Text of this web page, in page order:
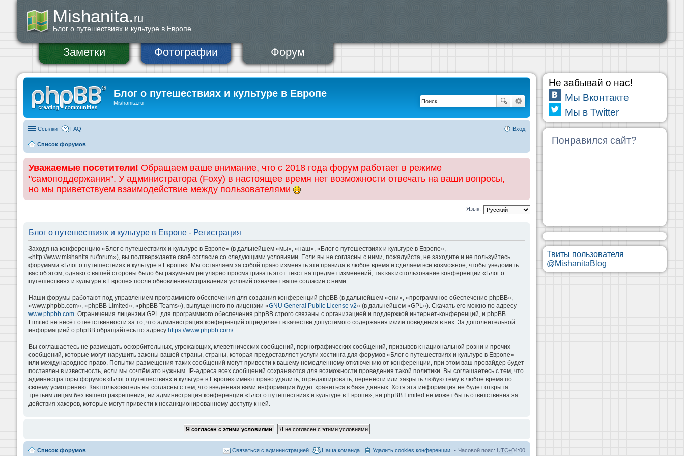
Mishanita.ru
Блог о путешествиях и культуре в Европе
Заметки Фотографии Форум
Блог о путешествиях и культуре в Европе
Mishanita.ru
Ссылки FAQ Вход
Список форумов
Уважаемые посетители! Обращаем ваше внимание, что с 2018 года форум работает в режиме
"самоподдержания". У администратора (Foxy) в настоящее время нет возможности отвечать на ваши вопросы,
но мы приветствуем взаимодействие между пользователями
Язык:
Блог о путешествиях и культуре в Европе - Регистрация
Заходя на конференцию «Блог о путешествиях и культуре в Европе» (в дальнейшем «мы», «наш», «Блог о путешествиях и культуре в Европе»,
«http://www.mishanita.ru/forum»), вы подтверждаете своё согласие со следующими условиями. Если вы не согласны с ними, пожалуйста, не заходите и не пользуйтесь
форумами «Блог о путешествиях и культуре в Европе». Мы оставляем за собой право изменять эти правила в любое время и сделаем всё возможное, чтобы уведомить
вас об этом, однако с вашей стороны было бы разумным регулярно просматривать этот текст на предмет изменений, так как использование конференции «Блог о
путешествиях и культуре в Европе» после обновления/исправления условий означает ваше согласие с ними.
Наши форумы работают под управлением программного обеспечения для создания конференций phpBB (в дальнейшем «они», «программное обеспечение phpBB»,
«www.phpbb.com», «phpBB Limited», «phpBB Teams»), выпущенного по лицензии «GNU General Public License v2» (в дальнейшем «GPL»). Скачать его можно по адресу
www.phpbb.com. Ограничения лицензии GPL для программного обеспечения phpBB строго связаны с организацией и поддержкой интернет-конференций, и phpBB
Limited не несёт ответственности за то, что администрация конференций определяет в качестве допустимого содержания и/или поведения в них. За дополнительной
информацией о phpBB обращайтесь по адресу https://www.phpbb.com/.
Вы соглашаетесь не размещать оскорбительных, угрожающих, клеветнических сообщений, порнографических сообщений, призывов к национальной розни и прочих
сообщений, которые могут нарушить законы вашей страны, страны, которая предоставляет услуги хостинга для форумов «Блог о путешествиях и культуре в Европе»
или международное право. Попытки размещения таких сообщений могут привести к вашему немедленному отключению от конференции, при этом ваш провайдер будет
поставлен в известность, если мы сочтём это нужным. IP-адреса всех сообщений сохраняются для возможности проведения такой политики. Вы соглашаетесь с тем, что
администраторы форумов «Блог о путешествиях и культуре в Европе» имеют право удалить, отредактировать, перенести или закрыть любую тему в любое время по
своему усмотрению. Как пользователь вы согласны с тем, что введённая вами информация будет храниться в базе данных. Хотя эта информация не будет открыта
третьим лицам без вашего разрешения, ни администрация конференции «Блог о путешествиях и культуре в Европе», ни phpBB Limited не может быть ответственна за
действия хакеров, которые могут привести к несанкционированному доступу к ней.
Список форумов Часовой пояс: UTC+04:00
Удалить cookies конференции
Наша команда
Связаться с администрацией
Не забывай о нас!
Мы Вконтакте
Мы в Twitter
Понравился сайт?
Твиты пользователя
@MishanitaBlog